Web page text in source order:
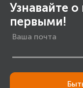
Узнавайте
первыми!